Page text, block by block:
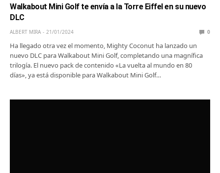
Walkabout Mini Golf te envía a la Torre Eiffel en su nuevo
DLC
ALBERT MIRA 21/01/2024 0
Ha llegado otra vez el momento, Mighty Coconut ha lanzado un
nuevo DLC para Walkabout Mini Golf, completando una magnífica
trilogía. El nuevo pack de contenido «La vuelta al mundo en 80
días», ya está disponible para Walkabout Mini Golf…